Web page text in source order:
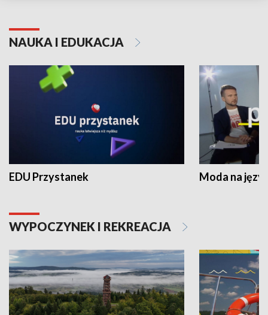
NAUKA I EDUKACJA
EDU Przystanek Moda na
WYPOCZYNEK I REKREACJA